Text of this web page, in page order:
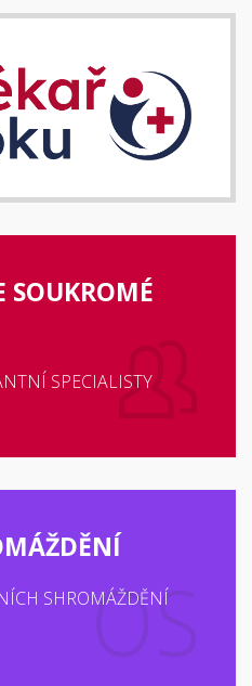
SOUKROMÉ
SPECIALISTY
SHROMÁŽDĚNÍ